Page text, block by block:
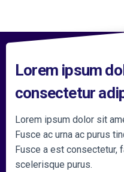
Lorem ipsum
consectetur
Lorem ipsum dolor sit
Fusce ac urna ac purus
Fusce a est consectetur,
scelerisque purus.